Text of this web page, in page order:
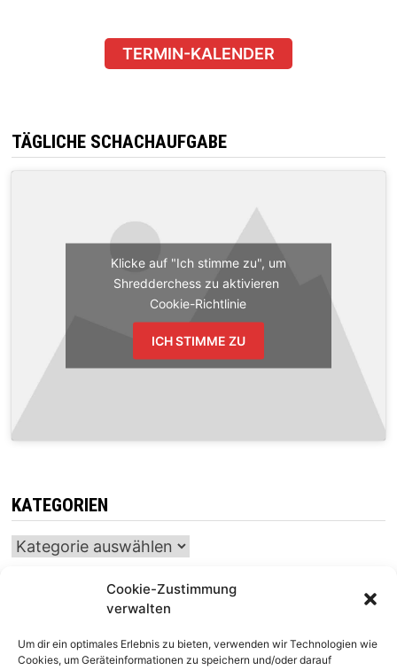
Cookie-Zustimmung
verwalten
Um dir ein optimales Erlebnis zu bieten, verwenden wir Technologien wie
Cookies, um Geräteinformationen zu speichern und/oder darauf
TERMIN-KALENDER
TÄGLICHE SCHACHAUFGABE
Klicke auf "Ich stimme zu", um
Shredderchess zu aktivieren
Cookie-Richtlinie
ICH STIMME ZU
KATEGORIEN
Kategorien
SCHACHTICKER